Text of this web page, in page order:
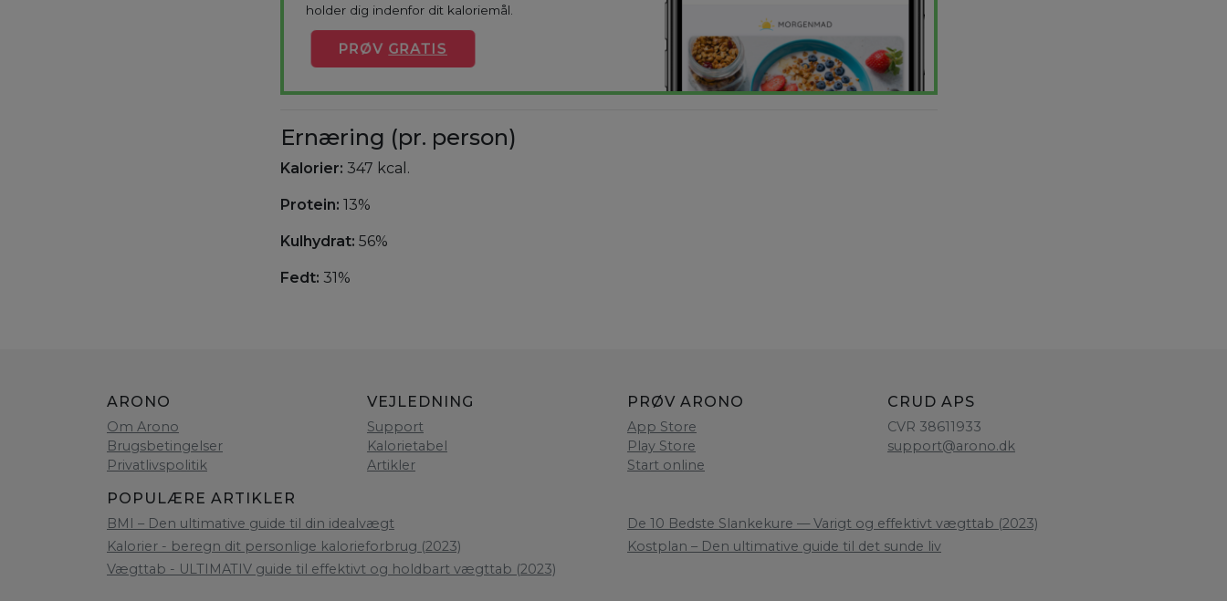
holder dig indenfor dit kaloriemål.
PRØV GRATIS
Ernæring (pr. person)
Kalorier: 347 kcal.
Protein: 13%
Kulhydrat: 56%
Fedt: 31%
ARONO
Om Arono
Brugsbetingelser
Privatlivspolitik
VEJLEDNING
Support
Kalorietabel
Artikler
PRØV ARONO
App Store
Play Store
Start online
CRUD APS
CVR 38611933
support@arono.dk
POPULÆRE ARTIKLER
BMI – Den ultimative guide til din idealvægt
Kalorier - beregn dit personlige kalorieforbrug (2023)
Vægttab - ULTIMATIV guide til effektivt og holdbart vægttab (2023)
De 10 Bedste Slankekure — Varigt og effektivt vægttab (2023)
Kostplan – Den ultimative guide til det sunde liv